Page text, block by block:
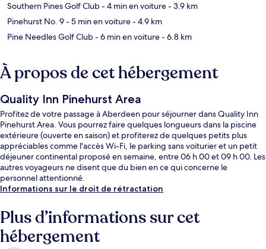
Southern Pines Golf Club- 4 min en voiture- 3.9 km
Pinehurst No. 9- 5 min en voiture- 4.9 km
Pine Needles Golf Club- 6 min en voiture- 6.8 km
À propos de cet hébergement
Quality Inn Pinehurst Area
Profitez de votre passage à Aberdeen pour séjourner dans Quality Inn
Pinehurst Area. Vous pourrez faire quelques longueurs dans la piscine
extérieure (ouverte en saison) et profiterez de quelques petits plus
appréciables comme l'accès Wi-Fi, le parking sans voiturier et un petit
déjeuner continental proposé en semaine, entre 06 h 00 et 09 h 00. Les
autres voyageurs ne disent que du bien en ce qui concerne le
personnel attentionné.
Informations sur le droit de rétractation
Plus d’informations sur cet
hébergement